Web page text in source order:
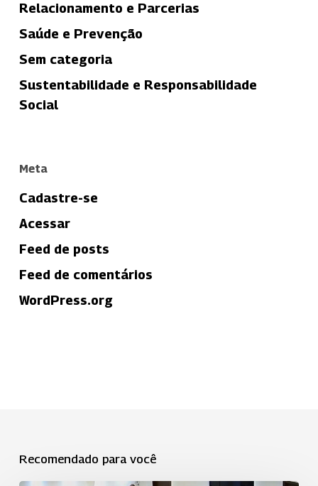
Relacionamento e Parcerias
Saúde e Prevenção
Sem categoria
Sustentabilidade e Responsabilidade
Social
Meta
Cadastre-se
Acessar
Feed de posts
Feed de comentários
WordPress.org
Recomendado para você